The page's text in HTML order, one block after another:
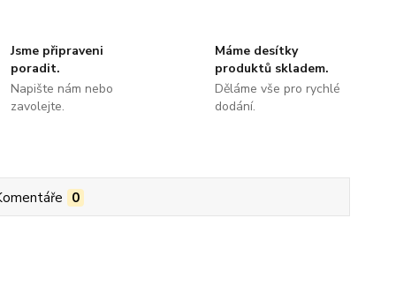
Jsme připraveni
poradit.
Napište nám nebo
zavolejte.
Máme desítky
produktů skladem.
Děláme vše pro rychlé
dodání.
0